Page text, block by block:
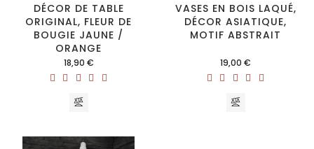
DÉCOR DE TABLE
ORIGINAL, FLEUR DE
BOUGIE JAUNE /
ORANGE
Prix
18,90 €
VASES EN BOIS LAQUÉ,
DÉCOR ASIATIQUE,
MOTIF ABSTRAIT
Prix
19,00 €